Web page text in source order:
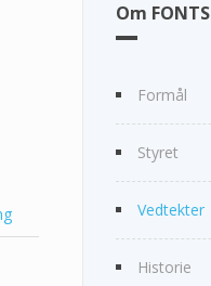
Om FONTS
Formål
Styret
Vedtekter
Historie